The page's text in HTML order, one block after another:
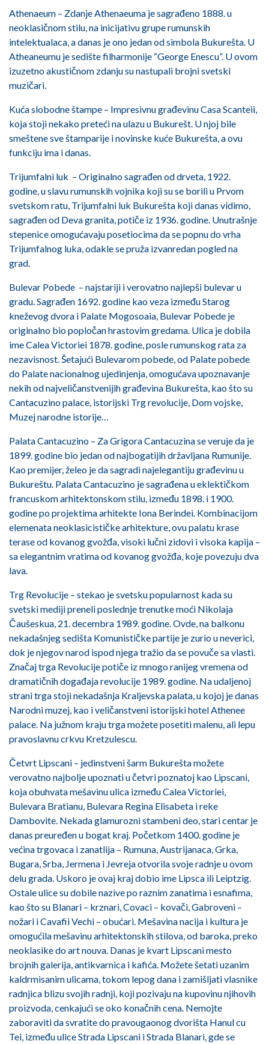
Athenaeum – Zdanje Athenaeuma je sagrađeno 1888. u
neoklasičnom stilu, na inicijativu grupe rumunskih
intelektualaca, a danas je ono jedan od simbola Bukurešta. U
Atheaneumu je sedište filharmonije “George Enescu”. U ovom
izuzetno akustičnom zdanju su nastupali brojni svetski
muzičari.
Kuća slobodne štampe – Impresivnu građevinu Casa Scanteii,
koja stoji nekako preteći na ulazu u Bukurešt. U njoj bile
smeštene sve štamparije i novinske kuće Bukurešta, a ovu
funkciju ima i danas.
Trijumfalni luk – Originalno sagrađen od drveta, 1922.
godine, u slavu rumunskih vojnika koji su se borili u Prvom
svetskom ratu, Trijumfalni luk Bukurešta koji danas vidimo,
sagrađen od Deva granita, potiče iz 1936. godine. Unutrašnje
stepenice omogućavaju posetiocima da se popnu do vrha
Trijumfalnog luka, odakle se pruža izvanredan pogled na
grad.
Bulevar Pobede – najstariji i verovatno najlepši bulevar u
gradu. Sagrađen 1692. godine kao veza između Starog
kneževog dvora i Palate Mogosoaia, Bulevar Pobede je
originalno bio popločan hrastovim gredama. Ulica je dobila
ime Calea Victoriei 1878. godine, posle rumunskog rata za
nezavisnost. Šetajući Bulevarom pobede, od Palate pobede
do Palate nacionalnog ujedinjenja, omogućava upoznavanje
nekih od najveličanstvenijih građevina Bukurešta, kao što su
Cantacuzino palace, istorijski Trg revolucije, Dom vojske,
Muzej narodne istorije…
Palata Cantacuzino – Za Grigora Cantacuzina se veruje da je
1899. godine bio jedan od najbogatijih državljana Rumunije.
Kao premijer, želeo je da sagradi najelegantiju građevinu u
Bukureštu. Palata Cantacuzino je sagrađena u eklektičkom
francuskom arhitektonskom stilu, između 1898. i 1900.
godine po projektima arhitekte Iona Berindei. Kombinacijom
elemenata neoklasicističke arhitekture, ovu palatu krase
terase od kovanog gvožđa, visoki lučni zidovi i visoka kapija –
sa elegantnim vratima od kovanog gvožđa, koje povezuju dva
lava.
Trg Revolucije – stekao je svetsku popularnost kada su
svetski mediji preneli poslednje trenutke moći Nikolaja
Čaušeskua, 21. decembra 1989. godine. Ovde, na balkonu
nekadašnjeg sedišta Komunističke partije je zurio u neverici,
dok je njegov narod ispod njega tražio da se povuče sa vlasti.
Značaj trga Revolucije potiče iz mnogo ranijeg vremena od
dramatičnih događaja revolucije 1989. godine. Na udaljenoj
strani trga stoji nekadašnja Kraljevska palata, u kojoj je danas
Narodni muzej, kao i veličanstveni istorijski hotel Athenee
palace. Na južnom kraju trga možete posetiti malenu, ali lepu
pravoslavnu crkvu Kretzulescu.
Četvrt Lipscani – jedinstveni šarm Bukurešta možete
verovatno najbolje upoznati u četvri poznatoj kao Lipscani,
koja obuhvata mešavinu ulica između Calea Victoriei,
Bulevara Bratianu, Bulevara Regina Elisabeta i reke
Dambovite. Nekada glamurozni stambeni deo, stari centar je
danas preuređen u bogat kraj. Početkom 1400. godine je
većina trgovaca i zanatlija – Rumuna, Austrijanaca, Grka,
Bugara, Srba, Jermena i Jevreja otvorila svoje radnje u ovom
delu grada. Uskoro je ovaj kraj dobio ime Lipsca ili Leiptzig.
Ostale ulice su dobile nazive po raznim zanatima i esnafima,
kao što su Blanari – krznari, Covaci – kovači, Gabroveni –
nožari i Cavafii Vechi – obućari. Mešavina nacija i kultura je
omogućila mešavinu arhitektonskih stilova, od baroka, preko
neoklasike do art nouva. Danas je kvart Lipscani mesto
brojnih galerija, antikvarnica i kafića. Možete šetati uzanim
kaldrmisanim ulicama, tokom lepog dana i zamišljati vlasnike
radnjica blizu svojih radnji, koji pozivaju na kupovinu njihovih
proizvoda, cenkajući se oko konačnih cena. Nemojte
zaboraviti da svratite do pravougaonog dvorišta Hanul cu
Tei, između ulice Strada Lipscani i Strada Blanari, gde se